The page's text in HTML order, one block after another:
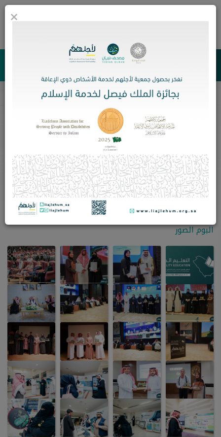
جمعية لأجلهم لخدمة الأشخاص ذوي الإعاقة
مكتبة الصور
صور الملتقى السنوي السادس لأسر الأشخاص ذوي
الإعاقة
الرئيسية مكتبة الصور
صور الملتقى السنوي السادس لأسر الأشخاص ذوي
الإعاقة
البوم الصور
×